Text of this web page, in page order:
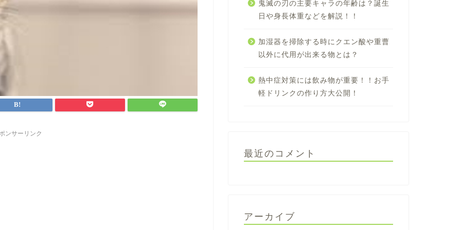
ンサーリンク
鬼滅の刃の主要キャラの年齢は？誕生
日や身長体重などを解説！！
加湿器を掃除する時にクエン酸や重曹
以外に代用が出来る物とは？
熱中症対策には飲み物が重要！！お手
軽ドリンクの作り方大公開！
最近のコメント
アーカイブ